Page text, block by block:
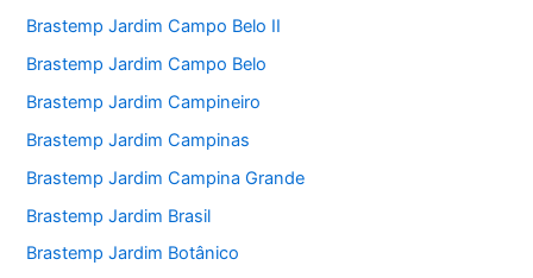
Brastemp Jardim Campo Belo II
Brastemp Jardim Campo Belo
Brastemp Jardim Campineiro
Brastemp Jardim Campinas
Brastemp Jardim Campina Grande
Brastemp Jardim Brasil
Brastemp Jardim Botânico